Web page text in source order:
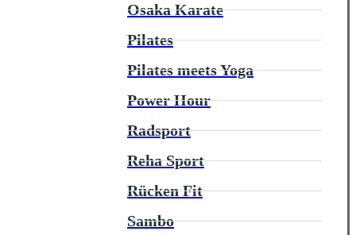
Osaka Karate
Pilates
Pilates meets Yoga
Power Hour
Radsport
Reha Sport
Rücken Fit
Sambo